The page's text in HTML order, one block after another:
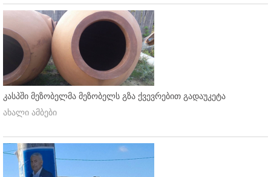
კასპში მეზობელმა მეზობელს გზა ქვევრებით გადაუკეტა
ახალი ამბები